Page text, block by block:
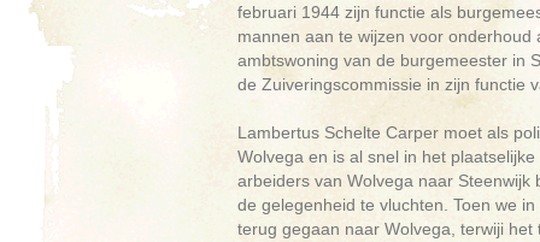
februari 1944 zijn functie als
mannen aan te wijzen voor
ambtswoning van de burgemeester in
de Zuiveringscommissie in zijn functie
Lambertus Schelte Carper moet als
Wolvega en is al snel in het
arbeiders van Wolvega naar
de gelegenheid te vluchten. Toen we
terug gegaan naar Wolvega, terwiji